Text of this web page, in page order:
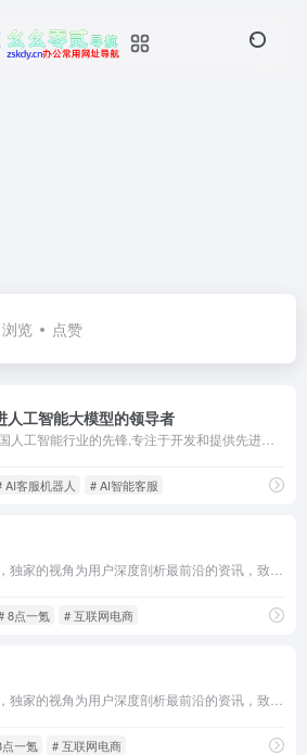
浏览 点赞
人工智能大模型的领导者
AI客服机器人 # AI智能客服
8点一氪 # 互联网电商
一氪 # 互联网电商